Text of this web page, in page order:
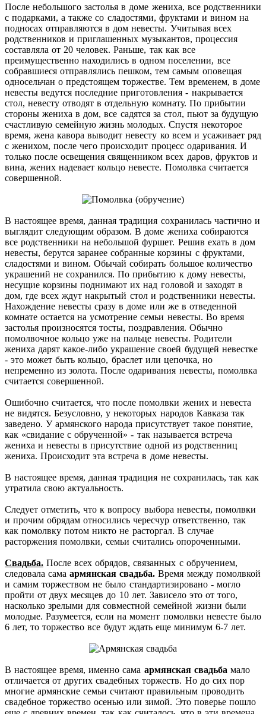
После небольшого застолья в доме жениха, все родственники
с подарками, а также со сладостями, фруктами и вином на
подносах отправляются в дом невесты. Учитывая всех
родственников и приглашенных музыкантов, процессия
составляла от 20 человек. Раньше, так как все
преимущественно находились в одном поселении, все
собравшиеся отправлялись пешком, тем самым оповещая
односельчан о предстоящем торжестве. Тем временем, в доме
невесты ведутся последние приготовления - накрывается
стол, невесту отводят в отдельную комнату. По прибытии
стороны жениха в дом, все садятся за стол, пьют за будущую
счастливую семейную жизнь молодых. Спустя некоторое
время, жена кавора выводит невесту ко всем и усаживает ряд
с женихом, после чего происходит процесс одаривания. И
только после освещения священником всех даров, фруктов и
вина, жених надевает кольцо невесте. Помолвка считается
совершенной.
В настоящее время, данная традиция сохранилась частично и
выглядит следующим образом. В доме жениха собираются
все родственники на небольшой фуршет. Решив ехать в дом
невесты, берутся заранее собранные корзины с фруктами,
сладостями и вином. Обычай собирать большое количество
украшений не сохранился. По прибытию к дому невесты,
несущие корзины поднимают их над головой и заходят в
дом, где всех ждут накрытый стол и родственники невесты.
Нахождение невесты сразу в доме или же в отведенной
комнате остается на усмотрение семьи невесты. Во время
застолья произносятся тосты, поздравления. Обычно
помолвочное кольцо уже на пальце невесты. Родители
жениха дарят какое-либо украшение своей будущей невестке
- это может быть кольцо, браслет или цепочка, но
непременно из золота. После одаривания невесты, помолвка
считается совершенной.
Ошибочно считается, что после помолвки жених и невеста
не видятся. Безусловно, у некоторых народов Кавказа так
заведено. У армянского народа присутствует такое понятие,
как «свидание с обрученной» - так называется встреча
жениха и невесты в присутствие одной из родственниц
жениха. Происходит эта встреча в доме невесты.
В настоящее время, данная традиция не сохранилась, так как
утратила свою актуальность.
Следует отметить, что к вопросу выбора невесты, помолвки
и прочим обрядам относились чересчур ответственно, так
как помолвку потом никто не расторгал. В случае
расторжения помолвки, семьи считались опороченными.
Свадьба. После всех обрядов, связанных с обручением,
следовала самаармянская свадьба. Время между помолвкой
и самим торжеством не было стандартизировано - могло
пройти от двух месяцев до 10 лет. Зависело это от того,
насколько зрелыми для совместной семейной жизни были
молодые. Разумеется, если на момент помолвки невесте было
6 лет, то торжество все будут ждать еще минимум 6-7 лет.
В настоящее время, именно сама армянская свадьба мало
отличается от других свадебных торжеств. Но до сих пор
многие армянские семьи считают правильным проводить
свадебное торжество осенью или зимой. Это поверье пошло